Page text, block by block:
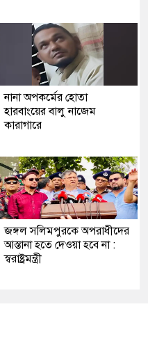
নানা অপকর্মের হোতা
হারবাংয়ের বালু নাজেম
কারাগারে
জঙ্গল সলিমপুরকে অপরাধীদের
আস্তানা হতে দেওয়া হবে না :
স্বরাষ্ট্রমন্ত্রী